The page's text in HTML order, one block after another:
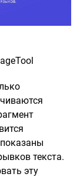
текста.
эту